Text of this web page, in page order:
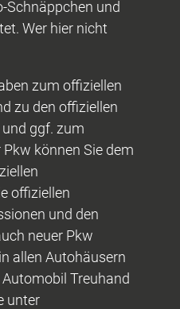
Schnäppchen und
Wer hier nicht
zum offiziellen
zu den offiziellen
ggf. zum
können Sie dem
offiziellen
und den
neuer Pkw
allen Autohäusern
Treuhand
unter